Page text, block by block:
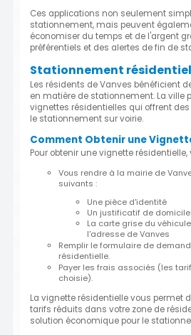
Ces applications non seulement
stationnement, mais peuvent
économiser du temps et de l'argent
préférentiels et des alertes de fin de
Stationnement
Les résidents de Vanves bénéficient
en matière de stationnement. La ville
vignettes résidentielles qui offrent
le stationnement sur voirie.
Comment Obtenir une
Pour obtenir une vignette résidentielle,
Vous rendre à la mairie de
suivants :
Une pièce d'identité
Un justificatif de
La carte grise du
l'adresse de Vanves
Remplir le formulaire de
résidentielle.
Payer les frais associés (les
choisie).
La vignette résidentielle vous permet
tarifs réduits dans votre zone de
solution économique pour le